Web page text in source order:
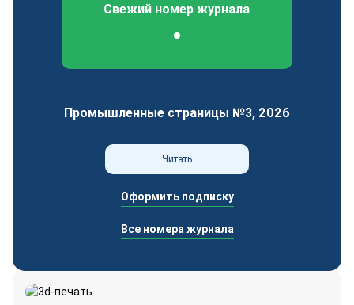
Свежий номер журнала
Промышленные страницы №3, 2026
Читать
Оформить подписку
Все номера журнала